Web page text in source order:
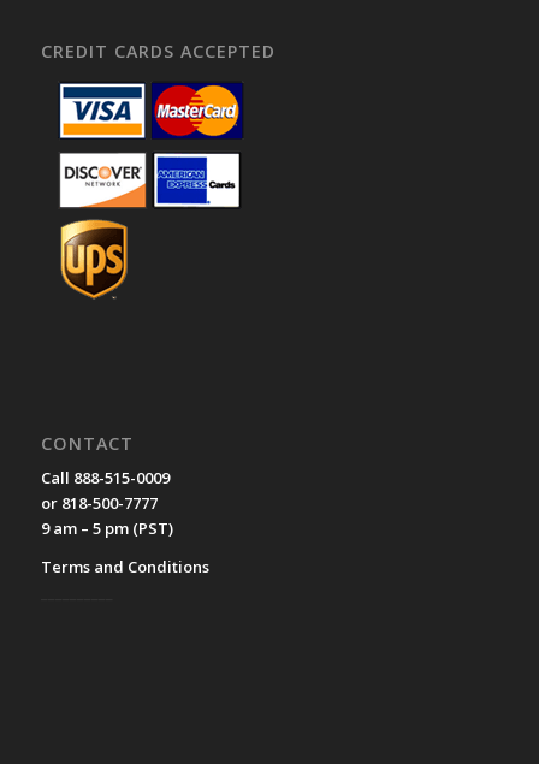
CREDIT CARDS ACCEPTED
CONTACT
Call 888-515-0009
or 818-500-7777
9 am – 5 pm (PST)
Terms and Conditions